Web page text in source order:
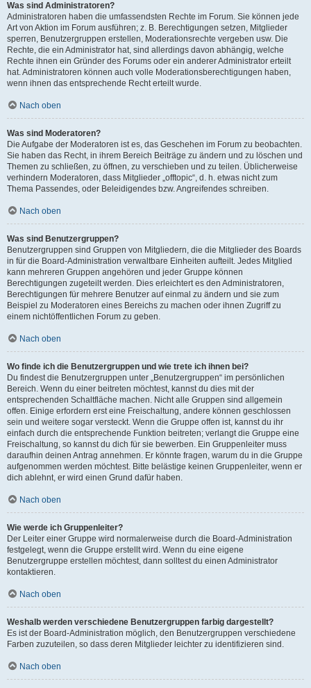
Was sind Administratoren?
Administratoren haben die umfassendsten Rechte im Forum. Sie können jede
Art von Aktion im Forum ausführen; z. B. Berechtigungen setzen, Mitglieder
sperren, Benutzergruppen erstellen, Moderationsrechte vergeben usw. Die
Rechte, die ein Administrator hat, sind allerdings davon abhängig, welche
Rechte ihnen ein Gründer des Forums oder ein anderer Administrator erteilt
hat. Administratoren können auch volle Moderationsberechtigungen haben,
wenn ihnen das entsprechende Recht erteilt wurde.
Nach oben
Was sind Moderatoren?
Die Aufgabe der Moderatoren ist es, das Geschehen im Forum zu beobachten.
Sie haben das Recht, in ihrem Bereich Beiträge zu ändern und zu löschen und
Themen zu schließen, zu öffnen, zu verschieben und zu teilen. Üblicherweise
verhindern Moderatoren, dass Mitglieder „offtopic“, d. h. etwas nicht zum
Thema Passendes, oder Beleidigendes bzw. Angreifendes schreiben.
Nach oben
Was sind Benutzergruppen?
Benutzergruppen sind Gruppen von Mitgliedern, die die Mitglieder des Boards
in für die Board-Administration verwaltbare Einheiten aufteilt. Jedes Mitglied
kann mehreren Gruppen angehören und jeder Gruppe können
Berechtigungen zugeteilt werden. Dies erleichtert es den Administratoren,
Berechtigungen für mehrere Benutzer auf einmal zu ändern und sie zum
Beispiel zu Moderatoren eines Bereichs zu machen oder ihnen Zugriff zu
einem nichtöffentlichen Forum zu geben.
Nach oben
Wo finde ich die Benutzergruppen und wie trete ich ihnen bei?
Du findest die Benutzergruppen unter „Benutzergruppen“ im persönlichen
Bereich. Wenn du einer beitreten möchtest, kannst du dies mit der
entsprechenden Schaltfläche machen. Nicht alle Gruppen sind allgemein
offen. Einige erfordern erst eine Freischaltung, andere können geschlossen
sein und weitere sogar versteckt. Wenn die Gruppe offen ist, kannst du ihr
einfach durch die entsprechende Funktion beitreten; verlangt die Gruppe eine
Freischaltung, so kannst du dich für sie bewerben. Ein Gruppenleiter muss
daraufhin deinen Antrag annehmen. Er könnte fragen, warum du in die Gruppe
aufgenommen werden möchtest. Bitte belästige keinen Gruppenleiter, wenn er
dich ablehnt, er wird einen Grund dafür haben.
Nach oben
Wie werde ich Gruppenleiter?
Der Leiter einer Gruppe wird normalerweise durch die Board-Administration
festgelegt, wenn die Gruppe erstellt wird. Wenn du eine eigene
Benutzergruppe erstellen möchtest, dann solltest du einen Administrator
kontaktieren.
Nach oben
Weshalb werden verschiedene Benutzergruppen farbig dargestellt?
Es ist der Board-Administration möglich, den Benutzergruppen verschiedene
Farben zuzuteilen, so dass deren Mitglieder leichter zu identifizieren sind.
Nach oben